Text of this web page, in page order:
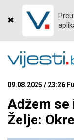
09.08.2025 / 23:26
Adžem se
Želje: